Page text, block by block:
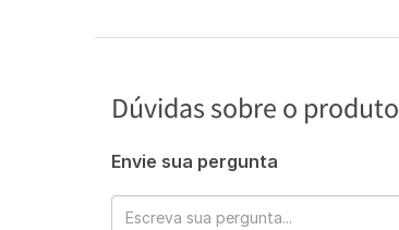
Dúvidas sobre o produto
Envie sua pergunta